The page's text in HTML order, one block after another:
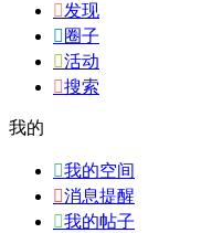
发现
 圈子
活动
搜索
我的
我的空间
消息提醒
我的帖子